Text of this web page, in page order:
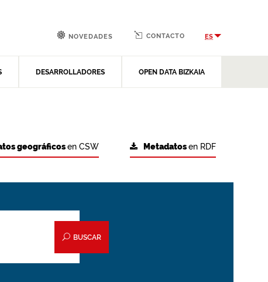
DESARROLLADORES OPEN DATA BIZKAIA
NOVEDADES CONTACTO ES
Metadatosen RDF
geográficosen CSW
BUSCAR